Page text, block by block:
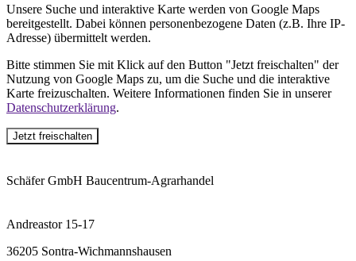
Unsere Suche und interaktive Karte werden von Google Maps
bereitgestellt. Dabei können personenbezogene Daten (z.B. Ihre IP-
Adresse) übermittelt werden.
Bitte stimmen Sie mit Klick auf den Button "Jetzt freischalten" der
Nutzung von Google Maps zu, um die Suche und die interaktive
Karte freizuschalten. Weitere Informationen finden Sie in unserer
Datenschutzerklärung.
Jetzt freischalten
Schäfer GmbH Baucentrum-Agrarhandel
Andreastor 15-17
36205 Sontra-Wichmannshausen